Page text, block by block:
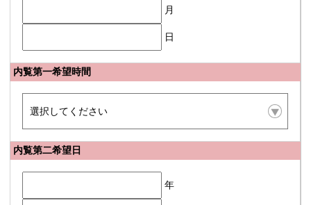
月
日
内覧第一希望時間
内覧第二希望日
年